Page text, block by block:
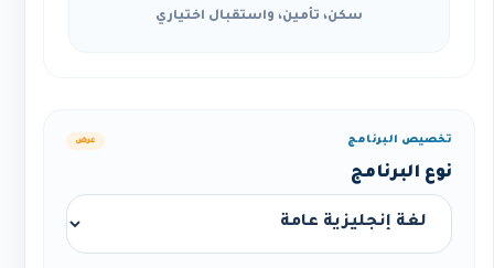
سكن، تأمين، واستقبال اختياري
تخصيص البرنامج عرض
نوع البرنامج